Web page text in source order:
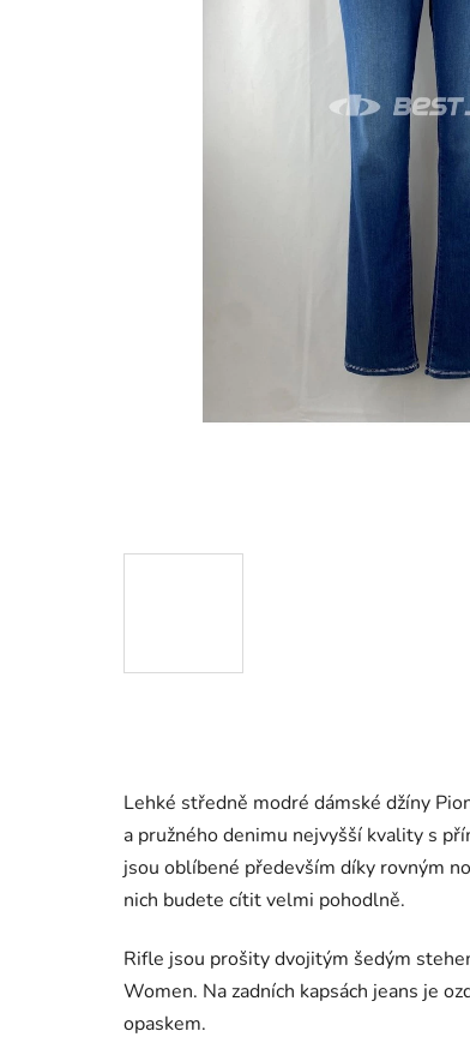
Lehké středně modré dámské džíny
a pružného denimu nejvyšší kvality s
jsou oblíbené především díky rovným
nich budete cítit velmi pohodlně.
Rifle jsou prošity dvojitým šedým
Women. Na zadních kapsách jeans je
opaskem.